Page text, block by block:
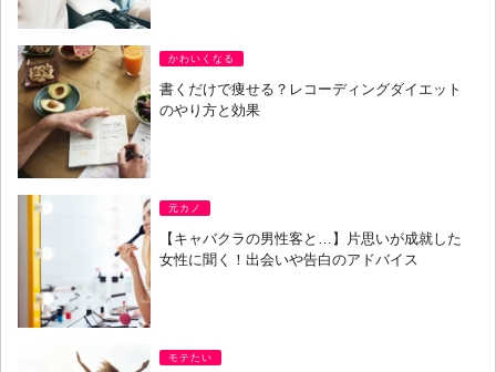
かわいくなる
書くだけで痩せる？レコーディングダイエット
のやり方と効果
元カノ
【キャバクラの男性客と…】片思いが成就した
女性に聞く！出会いや告白のアドバイス
モテたい